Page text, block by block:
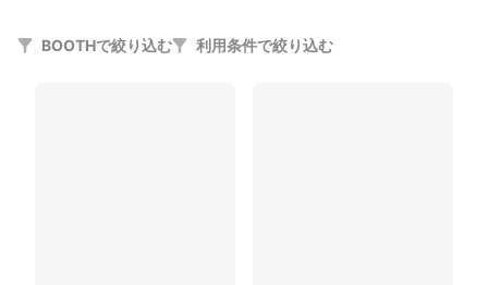
BOOTHで絞り込む 利用条件で絞り込む